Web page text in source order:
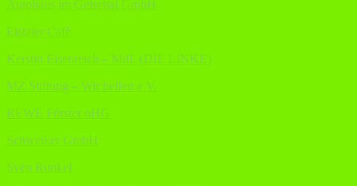
Autohaus im Geiseltal GmbH
Eistaler Cafè
Kerstin Eisenreich – MdL (DIE LINKE)
MZ Stiftung – Wir helfen e.V.
REWE Förster oHG
Schweiker GmbH
Sven Runkel